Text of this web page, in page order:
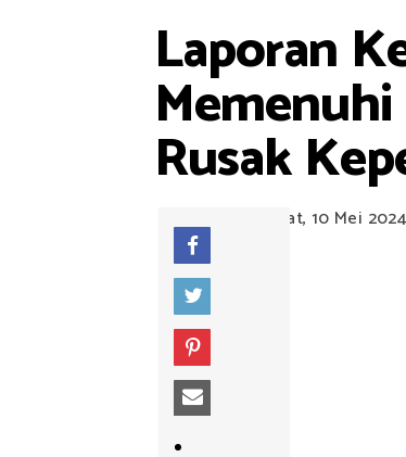
Laporan
Rusak
Jumat, 10 Mei 2024